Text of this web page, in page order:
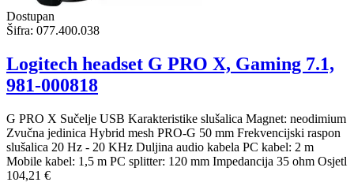
Dostupan
Šifra: 077.400.038
Logitech headset G PRO X, Gaming 7.1,
981-000818
G PRO X Sučelje USB Karakteristike slušalica Magnet: neodimium
Zvučna jedinica Hybrid mesh PRO-G 50 mm Frekvencijski raspon
slušalica 20 Hz - 20 KHz Duljina audio kabela PC kabel: 2 m
Mobile kabel: 1,5 m PC splitter: 120 mm Impedancija 35 ohm Osjetl
104,21 €